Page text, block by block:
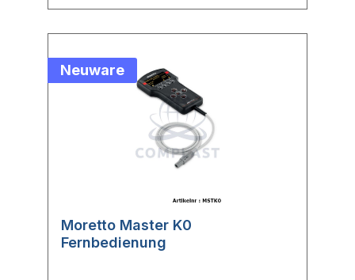
Neuware
Moretto Master K0
Fernbedienung